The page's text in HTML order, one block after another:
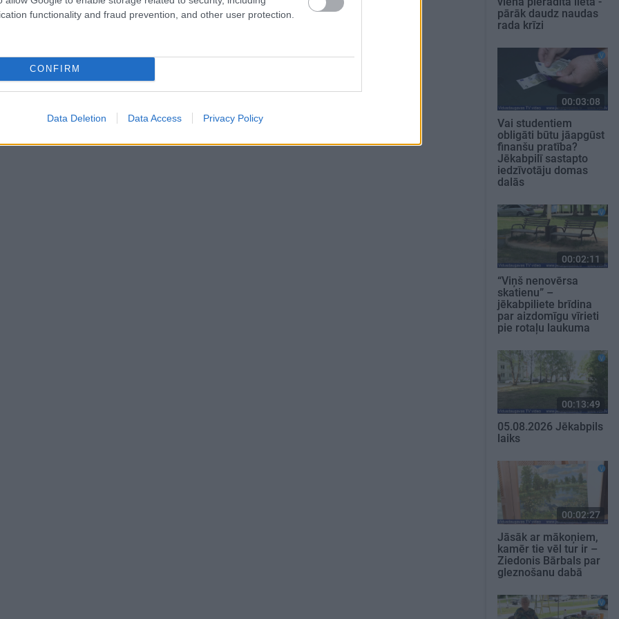
functionality and fraud prevention, and other user protection.
CONFIRM
Data Deletion Data Access Privacy Policy
pārāk daudz naudas
rada krīzi
00:03:08
Vai studentiem
obligāti būtu jāapgūst
finanšu pratība?
Jēkabpilī sastapto
iedzīvotāju domas
dalās
00:02:11
“Viņš nenovērsa
skatienu” –
jēkabpiliete brīdina
par aizdomīgu vīrieti
pie rotaļu laukuma
00:13:49
05.08.2026 Jēkabpils
laiks
00:02:27
Jāsāk ar mākoņiem,
kamēr tie vēl tur ir –
Ziedonis Bārbals par
gleznošanu dabā